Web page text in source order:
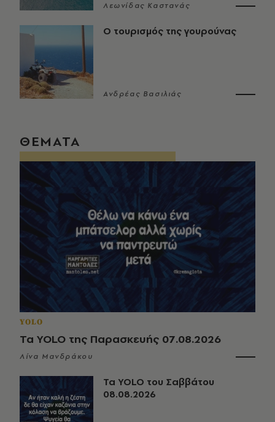
Λεωνίδας Καστανάς
Ο τουρισμός της γουρούνας
Ανδρέας Βασιλιάς
ΘΕΜΑΤΑ
YOLO
Τα YOLO της Παρασκευής 07.08.2026
Λίνα Μανδράκου
Τα YOLO του Σαββάτου
08.08.2026